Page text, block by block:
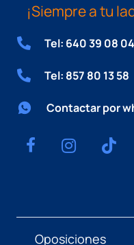
¡Siempre a tu
Tel: 640 39 08 04
Tel: 857 80 13 58
Contactar por
Oposiciones